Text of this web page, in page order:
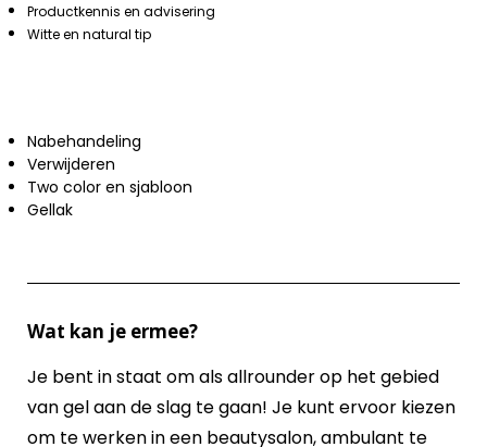
Productkennis en advisering
Witte en natural tip
Nabehandeling
Verwijderen
Two color en sjabloon
Gellak
Wat kan je ermee?
Je bent in staat om als allrounder op het gebied
van gel aan de slag te gaan! Je kunt ervoor kiezen
om te werken in een beautysalon, ambulant te